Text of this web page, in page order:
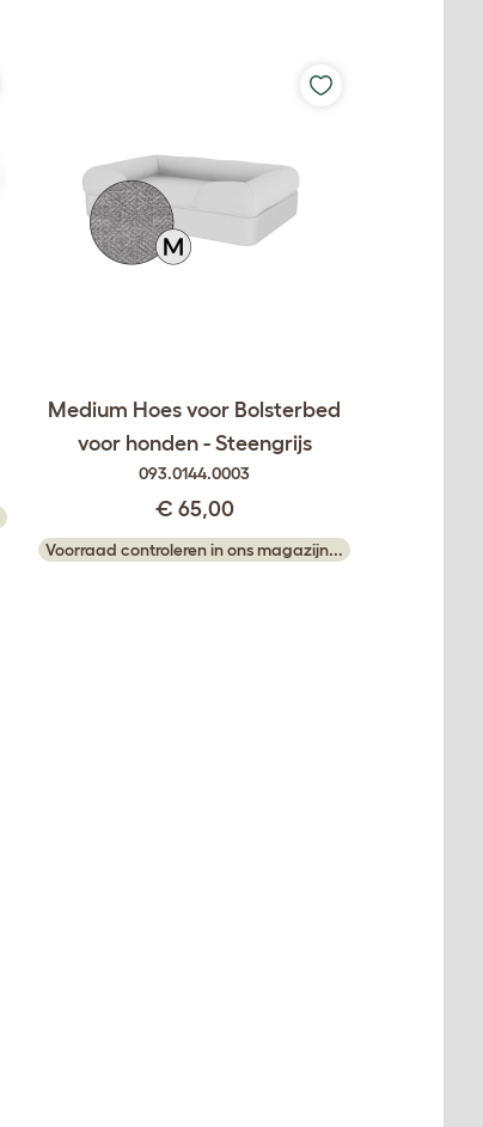
Medium Hoes voor Bolsterbed
voor honden - Steengrijs
093.0144.0003
€ 65,00
Voorraad controleren in ons magazijn...